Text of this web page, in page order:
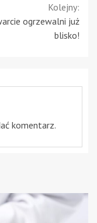
Kolejny:
ogrzewalni już
blisko!
komentarz.